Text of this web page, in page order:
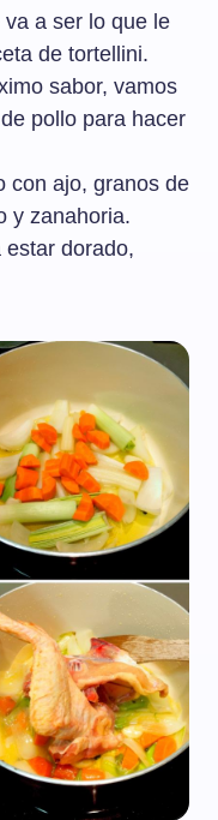
a ser lo que le
de tortellini.
sabor, vamos
pollo para hacer
con ajo, granos de
y zanahoria.
dorado,